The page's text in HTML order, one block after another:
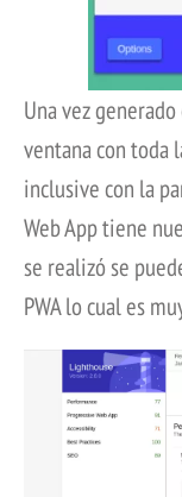
Una vez
ventana con toda
inclusive con la
Web App tiene
se realizó se
PWA lo cual es